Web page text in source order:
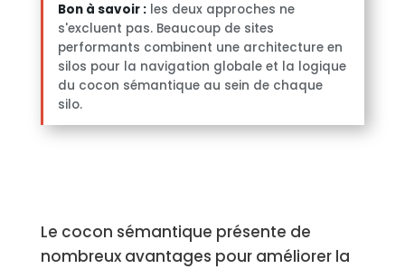
Bon à savoir :les deux approches ne
s'excluent pas. Beaucoup de sites
performants combinent une architecture en
silos pour la navigation globale et la logique
du cocon sémantique au sein de chaque
silo.
Le cocon sémantique présente de
nombreux avantages pour améliorer la